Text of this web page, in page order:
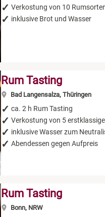
Verkostung von 10
inklusive Brot und Wasser
Rum Tasting
Bad Langensalza, Thüringen
ca. 2 h Rum Tasting
Verkostung von 5
inklusive Wasser zum
Abendessen gegen Aufpreis
Rum Tasting
Bonn, NRW